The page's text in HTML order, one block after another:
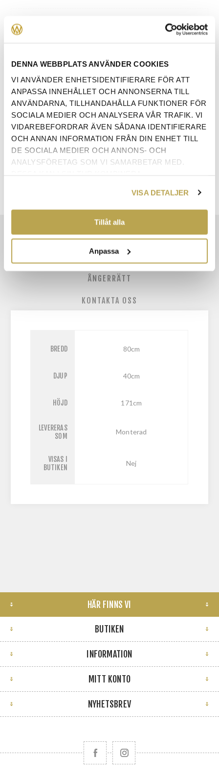
DENNA WEBBPLATS ANVÄNDER COOKIES
VI ANVÄNDER ENHETSIDENTIFIERARE FÖR ATT
ANPASSA INNEHÅLLET OCH ANNONSERNA TILL
ANVÄNDARNA, TILLHANDAHÅLLA FUNKTIONER FÖR
SOCIALA MEDIER OCH ANALYSERA VÅR TRAFIK. VI
VIDAREBEFORDRAR ÄVEN SÅDANA IDENTIFIERARE
OCH ANNAN INFORMATION FRÅN DIN ENHET TILL
DE SOCIALA MEDIER OCH ANNONS- OCH
ANALYSFÖRETAG SOM VI SAMARBETAR MED.
DU HAR TILLHANDAHÅLLIT ELLER SOM DE HAR
SAMLAT IN NÄR DU HAR ANVÄNT DERAS
VISA DETALJER
Tillåt alla
Anpassa
ANTAL: LÄGG I VARUKORG
EGENSKAPER
RECENSIONER
ÅNGERRÄTT
KONTAKTA OSS
BREDD 80cm
DJUP 40cm
HÖJD 171cm
LEVERERAS
SOM
Monterad
VISAS I
BUTIKEN
Nej
HÄR FINNS VI
BUTIKEN
INFORMATION
MITT KONTO
NYHETSBREV